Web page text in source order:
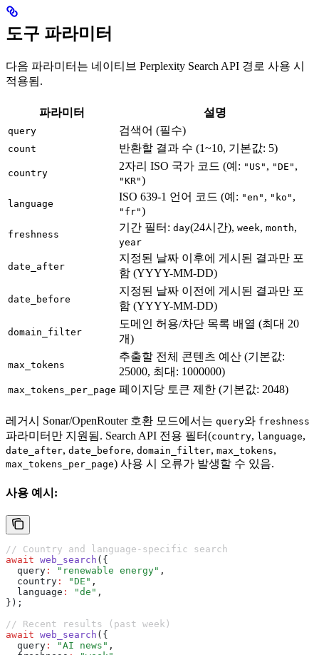
도구 파라미터
다음 파라미터는 네이티브 Perplexity Search API 경로 사용 시
적용됨.
파라미터 설명
query 검색어 (필수)
count 반환할 결과 수 (1~10, 기본값: 5)
country
2자리 ISO 국가 코드 (예: "US" , "DE" ,
"KR")
language
ISO 639-1 언어 코드 (예: "en" , "ko" ,
"fr")
freshness
기간 필터: day(24시간), week, month,
year
date_after
지정된 날짜 이후에 게시된 결과만 포
함 (YYYY-MM-DD)
date_before
지정된 날짜 이전에 게시된 결과만 포
함 (YYYY-MM-DD)
domain_filter
도메인 허용/차단 목록 배열 (최대 20
개)
max_tokens
추출할 전체 콘텐츠 예산 (기본값:
25000, 최대: 1000000)
max_tokens_per_page 페이지당 토큰 제한 (기본값: 2048)
레거시 Sonar/OpenRouter 호환 모드에서는 query와 freshness
파라미터만 지원됨. Search API 전용 필터(country, language,
date_after, date_before, domain_filter, max_tokens,
max_tokens_per_page) 사용 시 오류가 발생할 수 있음.
사용 예시:
// Country and language-specific search
await web_search ({
  query
: "renewable energy" ,
  country
: "DE" ,
  language
: "de" ,
});
// Recent results (past week)
await web_search ({
  query
: "AI news" ,